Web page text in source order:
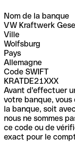
Nom de la banque
VW Kraftwerk
Ville
Wolfsburg
Pays
Allemagne
Code SWIFT
KRATDE21XXX
Avant d'effectuer
votre banque,
la banque, soit
nous ne sommes
ce code ou de
exact pour le